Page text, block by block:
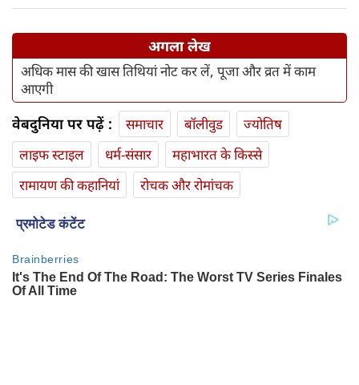
अगला लेख
अधिक मास की खास तिथियां नोट कर लें, पूजा और व्रत में काम
आएगी
वेबदुनिया पर पढ़ें : समाचार बॉलीवुड
ज्योतिष
लाइफ स्‍टाइल
धर्म-संसार
महाभारत के किस्से
रामायण की कहानियां
रोचक और रोमांचक